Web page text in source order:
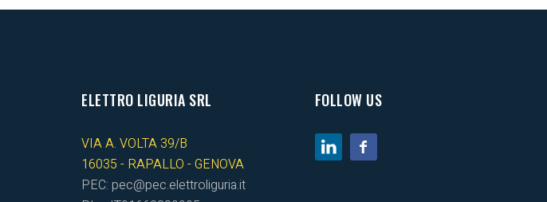
ELETTRO LIGURIA SRL
VIA A. VOLTA 39/B
16035 - RAPALLO - GENOVA
PEC: pec@pec.elettroliguria.it
FOLLOW US